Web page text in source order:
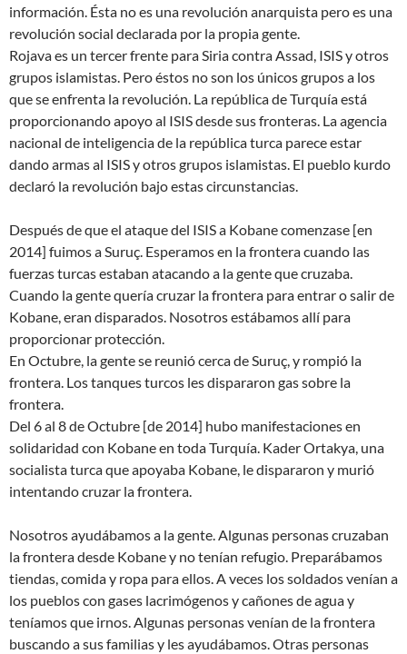
información. Ésta no es una revolución anarquista pero es una
revolución social declarada por la propia gente.
Rojava es un tercer frente para Siria contra Assad, ISIS y otros
grupos islamistas. Pero éstos no son los únicos grupos a los
que se enfrenta la revolución. La república de Turquía está
proporcionando apoyo al ISIS desde sus fronteras. La agencia
nacional de inteligencia de la república turca parece estar
dando armas al ISIS y otros grupos islamistas. El pueblo kurdo
declaró la revolución bajo estas circunstancias.
Después de que el ataque del ISIS a Kobane comenzase [en
2014] fuimos a Suruç. Esperamos en la frontera cuando las
fuerzas turcas estaban atacando a la gente que cruzaba.
Cuando la gente quería cruzar la frontera para entrar o salir de
Kobane, eran disparados. Nosotros estábamos allí para
proporcionar protección.
En Octubre, la gente se reunió cerca de Suruç, y rompió la
frontera. Los tanques turcos les dispararon gas sobre la
frontera.
Del 6 al 8 de Octubre [de 2014] hubo manifestaciones en
solidaridad con Kobane en toda Turquía. Kader Ortakya, una
socialista turca que apoyaba Kobane, le dispararon y murió
intentando cruzar la frontera.
Nosotros ayudábamos a la gente. Algunas personas cruzaban
la frontera desde Kobane y no tenían refugio. Preparábamos
tiendas, comida y ropa para ellos. A veces los soldados venían a
los pueblos con gases lacrimógenos y cañones de agua y
teníamos que irnos. Algunas personas venían de la frontera
buscando a sus familias y les ayudábamos. Otras personas